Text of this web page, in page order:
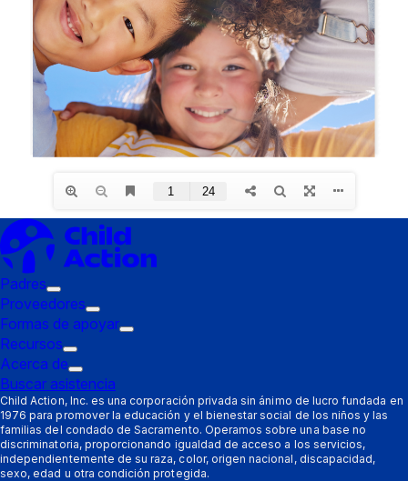
Padres
Submenú
de
disparo:
Padres
Proveedores
Submenú
Proveedores
Formas de apoyar
Formas
de
apoyar
Recursos
de
disparo:
Recursos
Acerca de
Submenú
de
disparo:
Acerca
de
Buscar asistencia
Child Action, Inc. es una corporación privada sin ánimo de lucro fundada en
1976 para promover la educación y el bienestar social de los niños y las
familias del condado de Sacramento. Operamos sobre una base no
discriminatoria, proporcionando igualdad de acceso a los servicios,
independientemente de su raza, color, origen nacional, discapacidad,
sexo, edad u otra condición protegida.